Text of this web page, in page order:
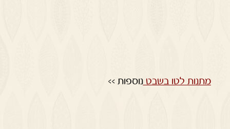
מתנות לטו בשבט נוספות >>